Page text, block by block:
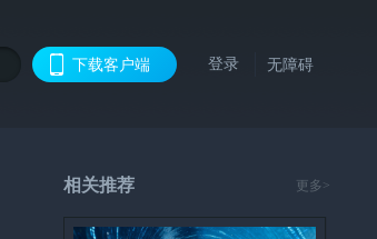
下载客户端 登录 无障碍
相关推荐 更多>